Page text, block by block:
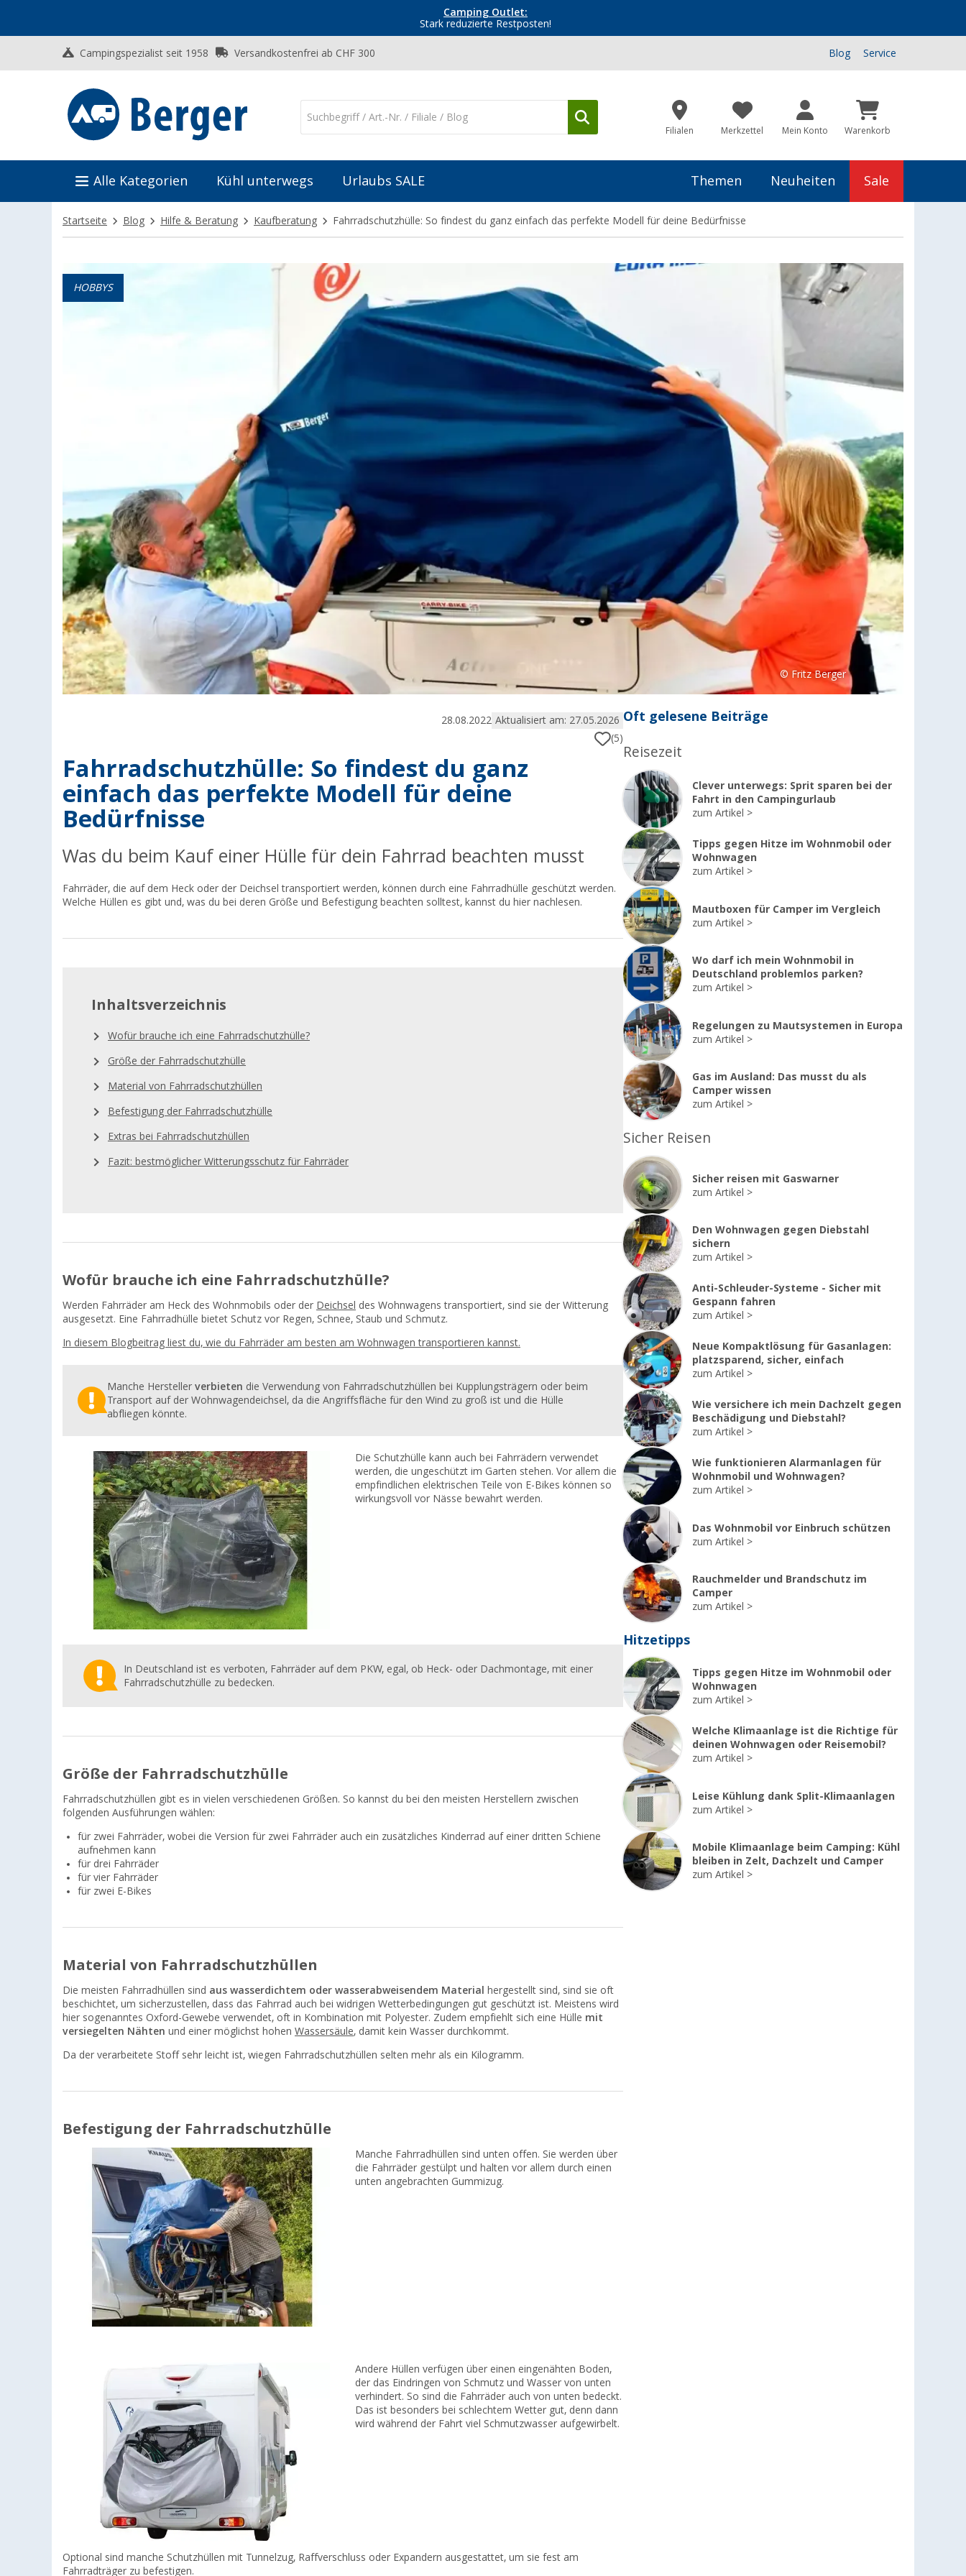
Camping Outlet:
Stark reduzierte Restposten!
Campingspezialist seit 1958 Versandkostenfrei ab CHF 300 Blog Service
Filialen Merkzettel Mein Konto Warenkorb
Alle Kategorien Kühl unterwegs Urlaubs SALE Themen Neuheiten Sale
Startseite Blog Hilfe & Beratung Kaufberatung Fahrradschutzhülle: So findest du ganz einfach das perfekte Modell für deine Bedürfnisse
HOBBYS
© Fritz Berger
28.08.2022 Aktualisiert am: 27.05.2026
(5)
Fahrradschutzhülle: So findest du ganz
einfach das perfekte Modell für deine
Bedürfnisse
Was du beim Kauf einer Hülle für dein Fahrrad beachten musst
Fahrräder, die auf dem Heck oder der Deichsel transportiert werden, können durch eine Fahrradhülle geschützt werden.
Welche Hüllen es gibt und, was du bei deren Größe und Befestigung beachten solltest, kannst du hier nachlesen.
Inhaltsverzeichnis
Wofür brauche ich eine Fahrradschutzhülle?
Größe der Fahrradschutzhülle
Material von Fahrradschutzhüllen
Befestigung der Fahrradschutzhülle
Extras bei Fahrradschutzhüllen
Fazit: bestmöglicher Witterungsschutz für Fahrräder
Wofür brauche ich eine Fahrradschutzhülle?
Werden Fahrräder am Heck des Wohnmobils oder der Deichsel des Wohnwagens transportiert, sind sie der Witterung
ausgesetzt. Eine Fahrradhülle bietet Schutz vor Regen, Schnee, Staub und Schmutz.
In diesem Blogbeitrag liest du, wie du Fahrräder am besten am Wohnwagen transportieren kannst.
Manche Hersteller verbieten die Verwendung von Fahrradschutzhüllen bei Kupplungsträgern oder beim
Transport auf der Wohnwagendeichsel, da die Angriffsfläche für den Wind zu groß ist und die Hülle
abfliegen könnte.
Die Schutzhülle kann auch bei Fahrrädern verwendet
werden, die ungeschützt im Garten stehen. Vor allem die
empfindlichen elektrischen Teile von E-Bikes können so
wirkungsvoll vor Nässe bewahrt werden.
In Deutschland ist es verboten, Fahrräder auf dem PKW, egal, ob Heck- oder Dachmontage, mit einer
Fahrradschutzhülle zu bedecken.
Größe der Fahrradschutzhülle
Fahrradschutzhüllen gibt es in vielen verschiedenen Größen. So kannst du bei den meisten Herstellern zwischen
folgenden Ausführungen wählen:
für zwei Fahrräder, wobei die Version für zwei Fahrräder auch ein zusätzliches Kinderrad auf einer dritten Schiene
aufnehmen kann
für drei Fahrräder
für vier Fahrräder
für zwei E-Bikes
Material von Fahrradschutzhüllen
Die meisten Fahrradhüllen sind aus wasserdichtem oder wasserabweisendem Material
hergestellt sind, sind sie oft
beschichtet, um sicherzustellen, dass das Fahrrad auch bei widrigen Wetterbedingungen gut geschützt ist. Meistens wird
hier sogenanntes Oxford-Gewebe verwendet, oft in Kombination mit Polyester. Zudem empfiehlt sich eine Hülle mit
versiegelten Nähten und einer möglichst hohen Wassersäule, damit kein Wasser durchkommt.
Da der verarbeitete Stoff sehr leicht ist, wiegen Fahrradschutzhüllen selten mehr als ein Kilogramm.
Befestigung der Fahrradschutzhülle
Manche Fahrradhüllen sind unten offen. Sie werden über
die Fahrräder gestülpt und halten vor allem durch einen
unten angebrachten Gummizug.
Andere Hüllen verfügen über einen eingenähten Boden,
der das Eindringen von Schmutz und Wasser von unten
verhindert. So sind die Fahrräder auch von unten bedeckt.
Das ist besonders bei schlechtem Wetter gut, denn dann
wird während der Fahrt viel Schmutzwasser aufgewirbelt.
Optional sind manche Schutzhüllen mit Tunnelzug, Raffverschluss oder Expandern ausgestattet, um sie fest am
Fahrradträger zu befestigen.
Oft gelesene Beiträge
Reisezeit
Clever unterwegs: Sprit sparen bei der
Fahrt in den Campingurlaub
zum Artikel
Tipps gegen Hitze im Wohnmobil oder
Wohnwagen
zum Artikel
Mautboxen für Camper im Vergleich
zum Artikel
Wo darf ich mein Wohnmobil in
Deutschland problemlos parken?
zum Artikel
Regelungen zu Mautsystemen in Europa
zum Artikel
Gas im Ausland: Das musst du als
Camper wissen
zum Artikel
Sicher Reisen
Sicher reisen mit Gaswarner
zum Artikel
Den Wohnwagen gegen Diebstahl
sichern
zum Artikel
Anti-Schleuder-Systeme - Sicher mit
Gespann fahren
zum Artikel
Neue Kompaktlösung für Gasanlagen:
platzsparend, sicher, einfach
zum Artikel
Wie versichere ich mein Dachzelt gegen
Beschädigung und Diebstahl?
zum Artikel
Wie funktionieren Alarmanlagen für
Wohnmobil und Wohnwagen?
zum Artikel
Das Wohnmobil vor Einbruch schützen
zum Artikel
Rauchmelder und Brandschutz im
Camper
zum Artikel
Hitzetipps
Tipps gegen Hitze im Wohnmobil oder
Wohnwagen
zum Artikel
Welche Klimaanlage ist die Richtige für
deinen Wohnwagen oder Reisemobil?
zum Artikel
Leise Kühlung dank Split-Klimaanlagen
zum Artikel
Mobile Klimaanlage beim Camping: Kühl
bleiben in Zelt, Dachzelt und Camper
zum Artikel